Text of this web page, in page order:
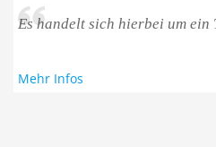
Es handelt sich hierbei um ein
Mehr Infos